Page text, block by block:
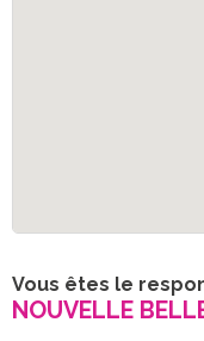
Vous êtes le
NOUVELLE